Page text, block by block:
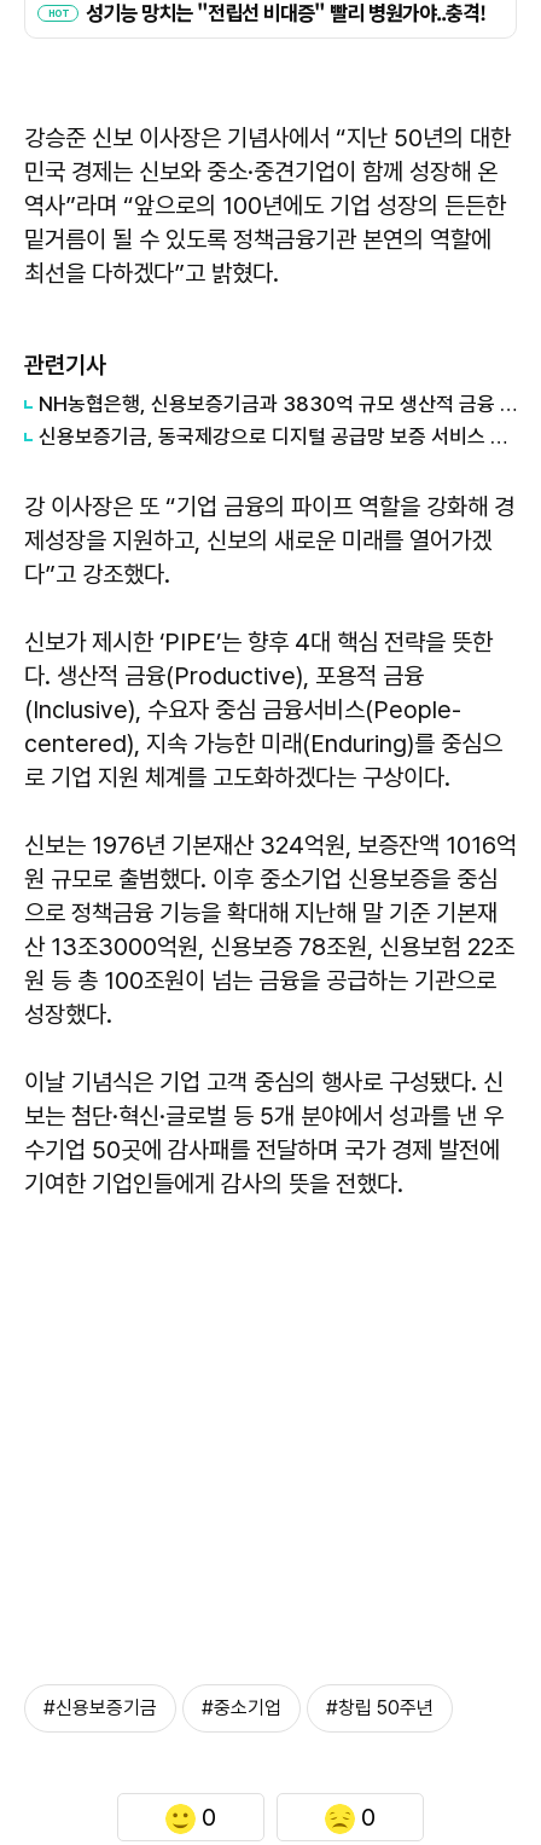
강승준 신보 이사장은 기념사에서 “지난 50년의 대한
민국 경제는 신보와 중소·중견기업이 함께 성장해 온
역사”라며 “앞으로의 100년에도 기업 성장의 든든한
밑거름이 될 수 있도록 정책금융기관 본연의 역할에
최선을 다하겠다”고 밝혔다.
관련기사
NH농협은행, 신용보증기금과 3830억 규모 생산적 금융 업무협약
신용보증기금, 동국제강으로 디지털 공급망 보증 서비스 확대
강 이사장은 또 “기업 금융의 파이프 역할을 강화해 경
제성장을 지원하고, 신보의 새로운 미래를 열어가겠
다”고 강조했다.
신보가 제시한 ‘PIPE’는 향후 4대 핵심 전략을 뜻한
다. 생산적 금융(Productive), 포용적 금융
(Inclusive), 수요자 중심 금융서비스(People-
centered), 지속 가능한 미래(Enduring)를 중심으
로 기업 지원 체계를 고도화하겠다는 구상이다.
신보는 1976년 기본재산 324억원, 보증잔액 1016억
원 규모로 출범했다. 이후 중소기업 신용보증을 중심
으로 정책금융 기능을 확대해 지난해 말 기준 기본재
산 13조3000억원, 신용보증 78조원, 신용보험 22조
원 등 총 100조원이 넘는 금융을 공급하는 기관으로
성장했다.
이날 기념식은 기업 고객 중심의 행사로 구성됐다. 신
보는 첨단·혁신·글로벌 등 5개 분야에서 성과를 낸 우
수기업 50곳에 감사패를 전달하며 국가 경제 발전에
기여한 기업인들에게 감사의 뜻을 전했다.
#신용보증기금 #중소기업 #창립 50주년
0 0